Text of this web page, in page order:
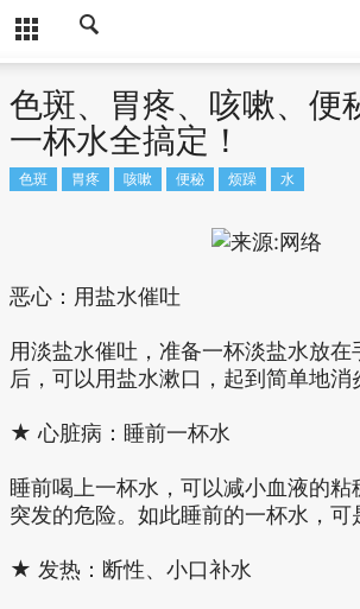
色斑、胃疼、咳嗽、便
一杯水全搞定！
色斑 胃疼 咳嗽 便秘 烦躁 水
恶心：用盐水催吐
用淡盐水催吐，准备一杯淡盐水放在
后，可以用盐水漱口，起到简单地消
★ 心脏病：睡前一杯水
睡前喝上一杯水，可以减小血液的粘
突发的危险。如此睡前的一杯水，可
★ 发热：断性、小口补水